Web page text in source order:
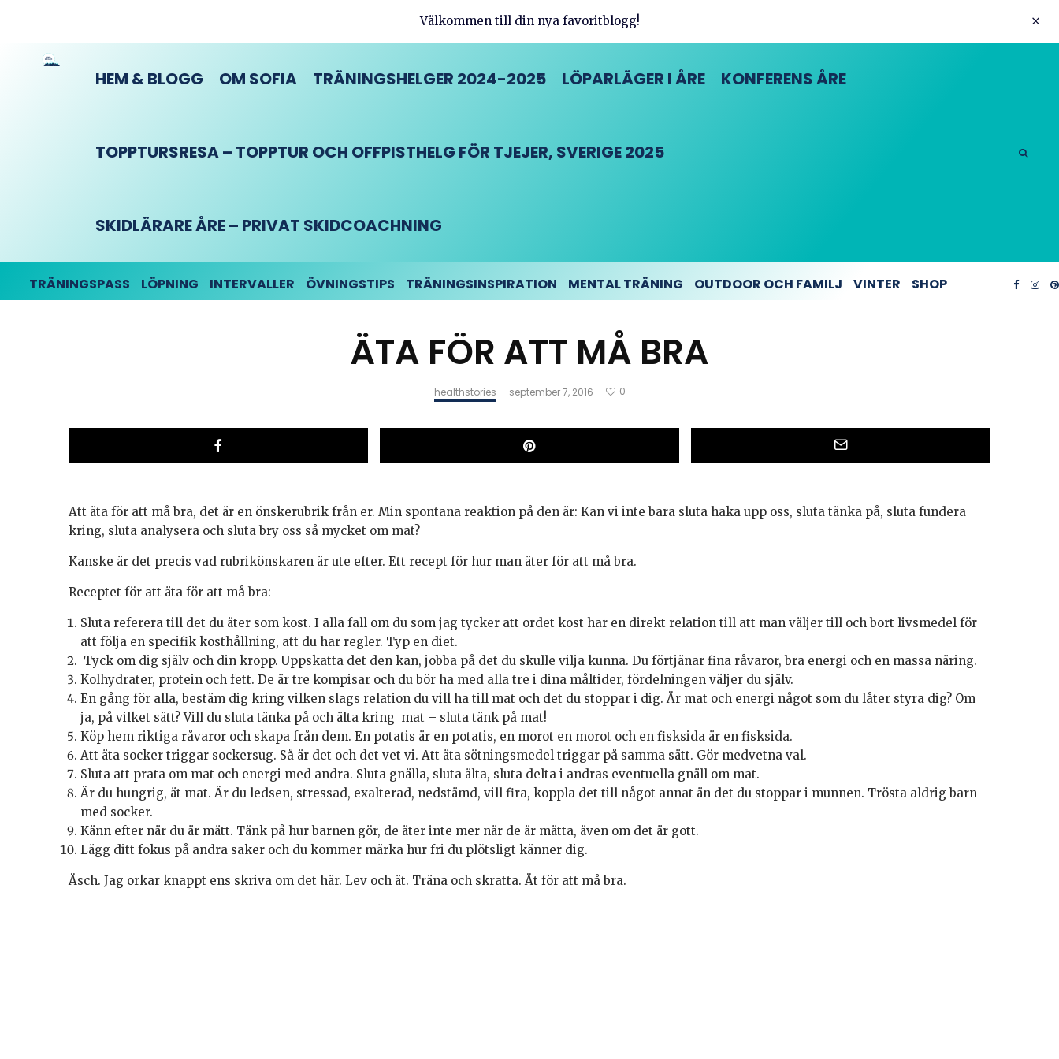
Välkommen till din nya favoritblogg!
HEM & BLOGG OM SOFIA TRÄNINGSHELGER 2024-2025 LÖPARLÄGER I ÅRE KONFERENS ÅRE
TOPPTURSRESA – TOPPTUR OCH OFFPISTHELG FÖR TJEJER, SVERIGE 2025
SKIDLÄRARE ÅRE – PRIVAT SKIDCOACHNING
TRÄNINGSPASS LÖPNING INTERVALLER ÖVNINGSTIPS TRÄNINGSINSPIRATION MENTAL TRÄNING OUTDOOR OCH FAMILJ VINTER SHOP
ÄTA FÖR ATT MÅ BRA
healthstories · september 7, 2016 · 0
Att äta för att må bra, det är en önskerubrik från er. Min spontana reaktion på den är: Kan vi inte bara sluta haka upp oss, sluta tänka på, sluta fundera
kring, sluta analysera och sluta bry oss så mycket om mat?
Kanske är det precis vad rubrikönskaren är ute efter. Ett recept för hur man äter för att må bra.
Receptet för att äta för att må bra:
Sluta referera till det du äter som kost. I alla fall om du som jag tycker att ordet kost har en direkt relation till att man väljer till och bort livsmedel för
att följa en specifik kosthållning, att du har regler. Typ en diet.
Tyck om dig själv och din kropp. Uppskatta det den kan, jobba på det du skulle vilja kunna. Du förtjänar fina råvaror, bra energi och en massa näring.
Kolhydrater, protein och fett. De är tre kompisar och du bör ha med alla tre i dina måltider, fördelningen väljer du själv.
En gång för alla, bestäm dig kring vilken slags relation du vill ha till mat och det du stoppar i dig. Är mat och energi något som du låter styra dig? Om
ja, på vilket sätt? Vill du sluta tänka på och älta kring mat – sluta tänk på mat!
Köp hem riktiga råvaror och skapa från dem. En potatis är en potatis, en morot en morot och en fisksida är en fisksida.
Att äta socker triggar sockersug. Så är det och det vet vi. Att äta sötningsmedel triggar på samma sätt. Gör medvetna val.
Sluta att prata om mat och energi med andra. Sluta gnälla, sluta älta, sluta delta i andras eventuella gnäll om mat.
Är du hungrig, ät mat. Är du ledsen, stressad, exalterad, nedstämd, vill fira, koppla det till något annat än det du stoppar i munnen. Trösta aldrig barn
med socker.
Känn efter när du är mätt. Tänk på hur barnen gör, de äter inte mer när de är mätta, även om det är gott.
Lägg ditt fokus på andra saker och du kommer märka hur fri du plötsligt känner dig.
Äsch. Jag orkar knappt ens skriva om det här. Lev och ät. Träna och skratta. Ät för att må bra.